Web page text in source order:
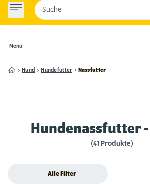
Menü
Suche
Hund Hundefutter Nassfutter
Hundenassfutter
(41 Produkte)
Alle Filter